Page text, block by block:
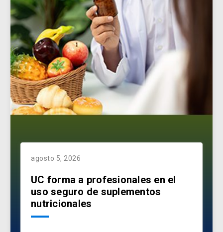
agosto 5, 2026
UC forma a profesionales en el
uso seguro de suplementos
nutricionales